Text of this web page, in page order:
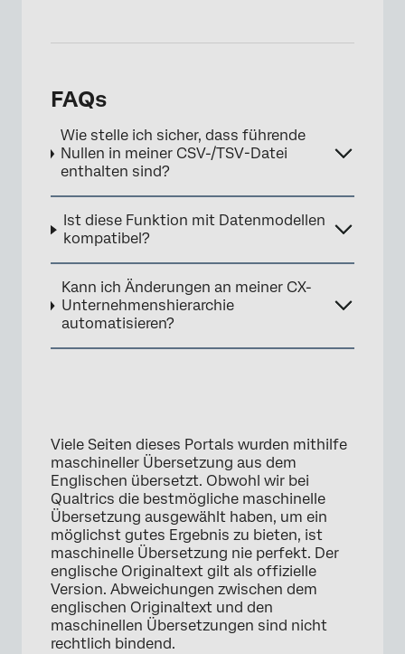
FAQs
Wie stelle ich sicher, dass führende
Nullen in meiner CSV-/TSV-Datei
enthalten sind?
Ist diese Funktion mit Datenmodellen
kompatibel?
Kann ich Änderungen an meiner CX-
Unternehmenshierarchie
automatisieren?
Viele Seiten dieses Portals wurden mithilfe
maschineller Übersetzung aus dem
Englischen übersetzt. Obwohl wir bei
Qualtrics die bestmögliche maschinelle
Übersetzung ausgewählt haben, um ein
möglichst gutes Ergebnis zu bieten, ist
maschinelle Übersetzung nie perfekt. Der
englische Originaltext gilt als offizielle
Version. Abweichungen zwischen dem
englischen Originaltext und den
maschinellen Übersetzungen sind nicht
rechtlich bindend.